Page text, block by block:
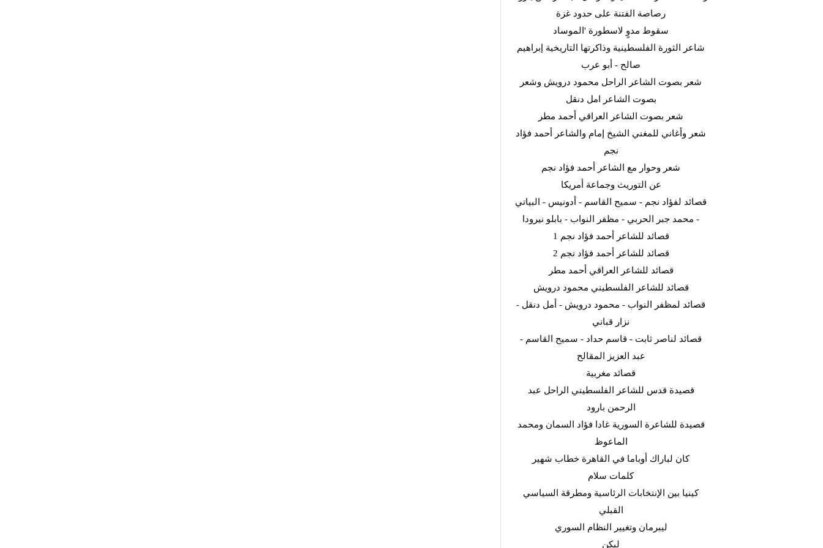
رصاصة الفتنة على حدود غزة
سقوط مدوٍ لاسطورة 'الموساد
شاعر الثورة الفلسطينية وذاكرتها التاريخية إبراهيم
صالح - أبو عرب
شعر بصوت الشاعر الراحل محمود درويش وشعر
بصوت الشاعر امل دنقل
شعر بصوت الشاعر العراقي أحمد مطر
شعر وأغاني للمغني الشيخ إمام والشاعر أحمد فؤاد
نجم
شعر وحوار مع الشاعر أحمد فؤاد نجم
عن التوريث وجماعة أمريكا
قصائد لفؤاد نجم - سميح القاسم - أدونيس - البياتي
- محمد جبر الحربي - مظفر النواب - بابلو نيرودا
قصائد للشاعر أحمد فؤاد نجم 1
قصائد للشاعر أحمد فؤاد نجم 2
قصائد للشاعر العراقي أحمد مطر
قصائد للشاعر الفلسطيني محمود درويش
قصائد لمظفر النواب - محمود درويش - أمل دنقل -
نزار قباني
قصائد لناصر ثابت - قاسم حداد - سميح القاسم -
عبد العزيز المقالح
قصائد مغربية
قصيدة قدس للشاعر الفلسطيني الراحل عبد
الرحمن بارود
قصيدة للشاعرة السورية غادا فؤاد السمان ومحمد
الماعوظ
كان لباراك أوباما في القاهرة خطاب شهير
كلمات سلام
كينيا بين الإنتخابات الرئاسية ومطرقة السياسي
القبلي
ليبرمان وتغيير النظام السوري
ليكن